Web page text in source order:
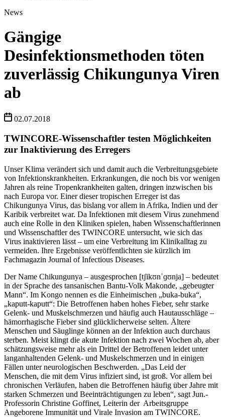
News
Gängige
Desinfektionsmethoden töten
zuverlässig Chikungunya Viren
ab
02.07.2018
TWINCORE-Wissenschaftler testen Möglichkeiten
zur Inaktivierung des Erregers
Unser Klima verändert sich und damit auch die Verbreitungsgebiete
von Infektionskrankheiten. Erkrankungen, die noch bis vor wenigen
Jahren als reine Tropenkrankheiten galten, dringen inzwischen bis
nach Europa vor. Einer dieser tropischen Erreger ist das
Chikungunya Virus, das bislang vor allem in Afrika, Indien und der
Karibik verbreitet war. Da Infektionen mit diesem Virus zunehmend
auch eine Rolle in den Kliniken spielen, haben Wissenschaftlerinnen
und Wissenschaftler des TWINCORE untersucht, wie sich das
Virus inaktivieren lässt – um eine Verbreitung im Klinikalltag zu
vermeiden. Ihre Ergebnisse veröffentlichten sie kürzlich im
Fachmagazin Journal of Infectious Diseases.
Der Name Chikungunya – ausgesprochen [tʃikʊnˈɡʊnja] – bedeutet
in der Sprache des tansanischen Bantu-Volk Makonde, „gebeugter
Mann“. Im Kongo nennen es die Einheimischen „buka-buka“,
„kaputt-kaputt“: Die Betroffenen haben hohes Fieber, sehr starke
Gelenk- und Muskelschmerzen und häufig auch Hautausschläge –
hämorrhagische Fieber sind glücklicherweise selten. Ältere
Menschen und Säuglinge können an der Infektion auch durchaus
sterben. Meist klingt die akute Infektion nach zwei Wochen ab, aber
schätzungsweise mehr als ein Drittel der Betroffenen leidet unter
langanhaltenden Gelenk- und Muskelschmerzen und in einigen
Fällen unter neurologischen Beschwerden. „Das Leid der
Menschen, die mit dem Virus infiziert sind, ist groß. Vor allem bei
chronischen Verläufen, haben die Betroffenen häufig über Jahre mit
starken Schmerzen und Beeinträchtigungen zu leben“, sagt Jun.-
Professorin Christine Goffinet, Leiterin der Arbeitsgruppe
Angeborene Immunität und Virale Invasion am TWINCORE.